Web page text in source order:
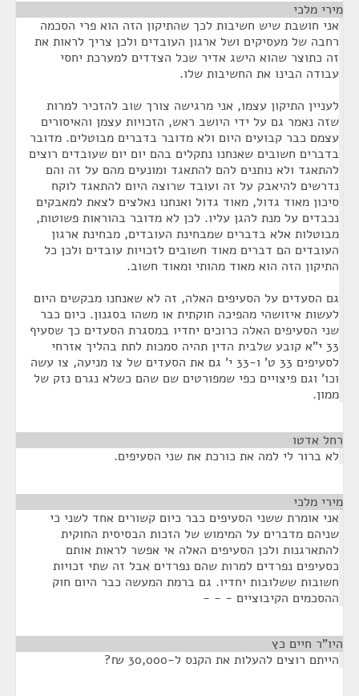
מירי מלכי
אני חושבת שיש חשיבות לכך שהתיקון הזה הוא פרי הסכמה
רחבה של מעסיקים ושל ארגון העובדים ולכן צריך לראות את
זה כתוצר שהוא הישג אדיר שכל הצדדים למערכת יחסי
עבודה הבינו את החשיבות שלו.
לעניין התיקון עצמו, אני מרגישה צורך שוב להזכיר למרות
שזה נאמר גם על ידי היושב ראש, הזכויות עצמן והאיסורים
עצמם כבר קבועים היום ולא מדובר בדברים מבוטלים. מדובר
בדברים חשובים שאנחנו נתקלים בהם יום יום שעובדים רוצים
להתאגד ולא נותנים להם להתאגד ומונעים מהם על זה והם
נדרשים להיאבק על זה ועובד שרוצה היום להתאגד לוקח
סיכון מאוד גדול, מאוד גדול ואנחנו נאלצים לצאת למאבקים
נכבדים על מנת להגן עליו. לכן לא מדובר בהוראות פשוטות,
מבוטלות אלא בדברים שמבחינת העובדים, מבחינת ארגון
העובדים הם דברים מאוד חשובים לזכויות עובדים ולכן כל
התיקון הזה הוא מאוד מהותי ומאוד חשוב.
גם הסעדים על הסעיפים האלה, זה לא שאנחנו מבקשים היום
לעשות איזושהי מהפיכה חוקתית או משהו בסגנון. כיום כבר
שני הסעיפים האלה כרוכים יחדיו במסגרת הסעדים כך שסעיף
33 י"א קובע שלבית הדין תהיה סמכות לתת בהליך אזרחי
לסעיפים 33 ט' ו-33 י' גם את הסעדים של צו מניעה, צו עשה
וכו' וגם פיצויים כפי שמפורטים שם שהם כשלא נגרם נזק של
ממון.
רחל אדטו
לא ברור לי למה את כורכת את שני הסעיפים.
מירי מלכי
אני אומרת ששני הסעיפים כבר כיום קשורים אחד לשני כי
שניהם מדברים על המימוש של הזכות הבסיסית החוקית
להתארגנות ולכן הסעיפים האלה אי אפשר לראות אותם
כסעיפים נפרדים למרות שהם נפרדים אבל זה שתי זכויות
חשובות ששלובות יחדיו. גם ברמת המעשה כבר היום חוק
ההסכמים הקיבוציים - - -
היו"ר חיים כץ
הייתם רוצים להעלות את הקנס ל-30,000 ₪?